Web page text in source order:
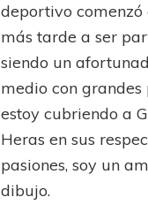
deportivo
más tarde a ser
siendo un
medio con
estoy cubriendo a
Heras en sus
pasiones, soy un
dibujo.